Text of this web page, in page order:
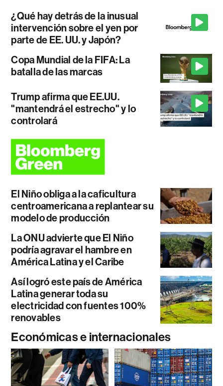
¿Qué hay detrás de la inusual
intervención sobre el yen por
parte de EE. UU. y Japón?
Copa Mundial de la FIFA: La
batalla de las marcas
Trump afirma que EE.UU.
"mantendrá el estrecho" y lo
controlará
El Niño obliga a la caficultura
centroamericana a replantear su
modelo de producción
La ONU advierte que El Niño
podría agravar el hambre en
América Latina y el Caribe
Así logró este país de América
Latina generar toda su
electricidad con fuentes 100%
renovables
Económicas e internacionales